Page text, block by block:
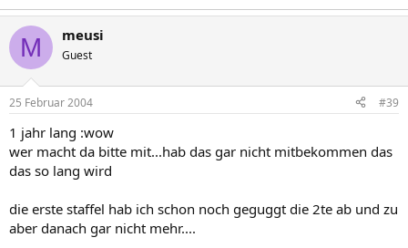
M meusi
Guest
25 Februar 2004 #39
1 jahr lang :wow
wer macht da bitte mit...hab das gar nicht mitbekommen das
das so lang wird
die erste staffel hab ich schon noch geguggt die 2te ab und zu
aber danach gar nicht mehr....